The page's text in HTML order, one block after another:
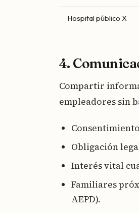
Hospital público X
4.
Compartir
empleadores sin
Obligación
Interés vital
Familiares
AEPD).